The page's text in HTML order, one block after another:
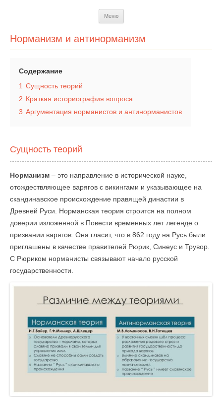
Меню
Норманизм и антинорманизм
Содержание
1 Сущность теорий
2 Краткая историография вопроса
3 Аргументация норманистов и антинорманистов
Сущность теорий
Норманизм – это направление в исторической науке,
отождествляющее варягов с викингами и указывающее на
скандинавское происхождение правящей династии в
Древней Руси. Норманская теория строится на полном
доверии изложенной в Повести временных лет легенде о
призвании варягов. Она гласит, что в 862 году на Русь были
приглашены в качестве правителей Рюрик, Синеус и Трувор.
С Рюриком норманисты связывают начало русской
государственности.